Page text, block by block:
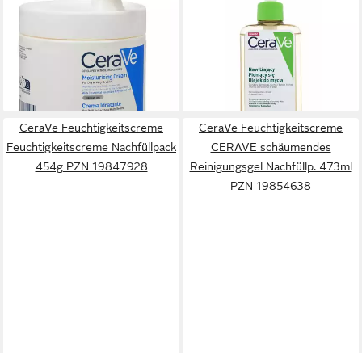
Bodylotion
454g PZN 17572901
(72,00 €/ 1 kg)
lieferbar - in 7-9 Werktagen bei dir
Gesichts-Reinigungsschaum
Hydrating Foaming Oil
(94,62 €/ 1 l)
lieferbar - in 3-4 Werktagen bei dir
CeraVe Feuchtigkeitscreme
Feuchtigkeitscreme Nachfüllpack
454g PZN 19847928
CeraVe Feuchtigkeitscreme
CERAVE schäumendes
Reinigungsgel Nachfüllp. 473ml
PZN 19854638